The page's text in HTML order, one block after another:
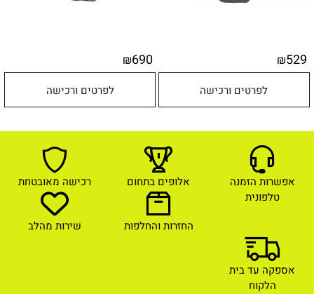
₪529
לפרטים ורכישה
₪690
לפרטים ורכישה
אפשרות הזמנה
טלפונית
אלופים בתחום רכישה מאובטחת
החזרות והחלפות שירות מהלב
אספקה עד בית
הלקוח